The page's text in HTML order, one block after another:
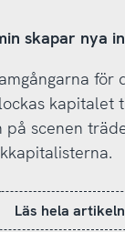
skapar nya
för
kapitalet
på scenen
Läs hela artikeln